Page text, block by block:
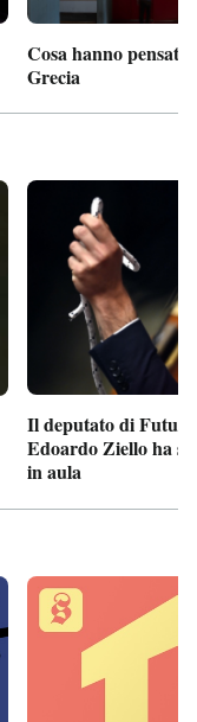
Cosa hanno pensato
Grecia
Il deputato di
Edoardo Ziello ha
in aula